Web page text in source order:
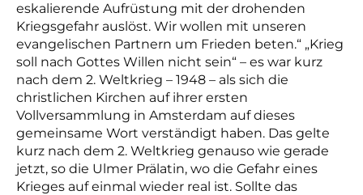
eskalierende Aufrüstung mit der drohenden
Kriegsgefahr auslöst. Wir wollen mit unseren
evangelischen Partnern um Frieden beten.“ „Krieg
soll nach Gottes Willen nicht sein“ – es war kurz
nach dem 2. Weltkrieg – 1948 – als sich die
christlichen Kirchen auf ihrer ersten
Vollversammlung in Amsterdam auf dieses
gemeinsame Wort verständigt haben. Das gelte
kurz nach dem 2. Weltkrieg genauso wie gerade
jetzt, so die Ulmer Prälatin, wo die Gefahr eines
Krieges auf einmal wieder real ist. Sollte das